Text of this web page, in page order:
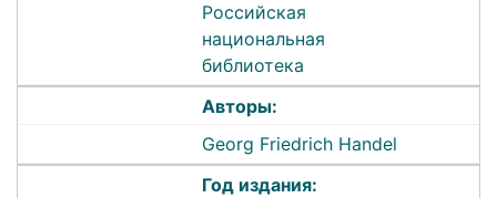
Российская
национальная
библиотека
Авторы:
Georg Friedrich Handel
Год издания: